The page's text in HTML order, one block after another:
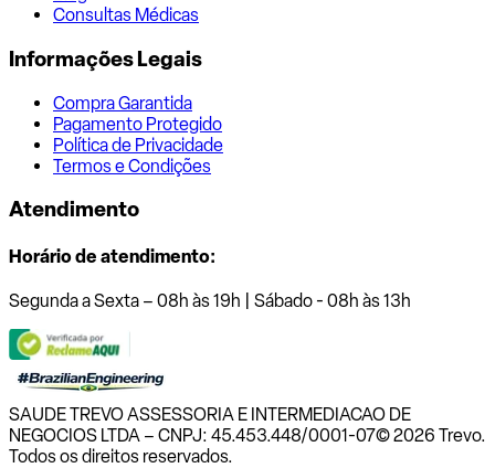
Consultas Médicas
Informações Legais
Compra Garantida
Pagamento Protegido
Política de Privacidade
Termos e Condições
Atendimento
Horário de atendimento:
Segunda a Sexta – 08h às 19h | Sábado - 08h às 13h
SAUDE TREVO ASSESSORIA E INTERMEDIACAO DE
NEGOCIOS LTDA – CNPJ: 45.453.448/0001-07© 2026 Trevo.
Todos os direitos reservados.